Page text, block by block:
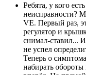
Ребята, у кого
неисправности?
VE. Первый раз,
регулятор и
снимал-ставил...
не успел
Теперь о
набирать